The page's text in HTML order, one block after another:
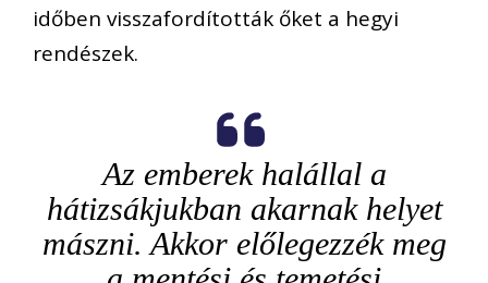
időben visszafordították őket a hegyi
rendészek.
Az emberek halállal a
hátizsákjukban akarnak helyet
mászni. Akkor előlegezzék meg